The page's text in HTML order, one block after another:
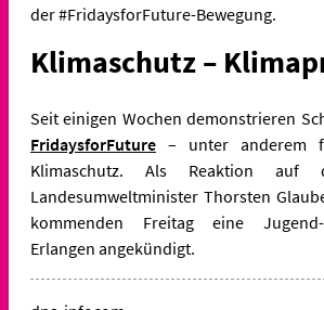
der #FridaysforFuture-Bewegung.
Klimaschutz –
Seit einigen Wochen demonstrieren
FridaysforFuture – unter anderem
Klimaschutz. Als Reaktion auf
Landesumweltminister Thorsten
kommenden Freitag eine
Erlangen angekündigt.